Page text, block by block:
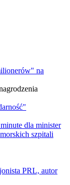
na
dla minister
szpitali
PRL, autor